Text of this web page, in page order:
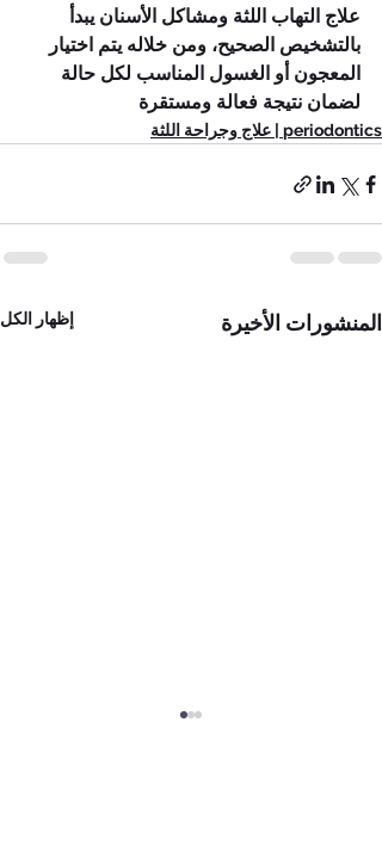
علاج التهاب اللثة ومشاكل الأسنان يبدأ
بالتشخيص الصحيح، ومن خلاله يتم اختيار
المعجون أو الغسول المناسب لكل حالة
لضمان نتيجة فعالة ومستقرة
periodontics | علاج وجراحة اللثة
المنشورات الأخيرة إظهار الكل